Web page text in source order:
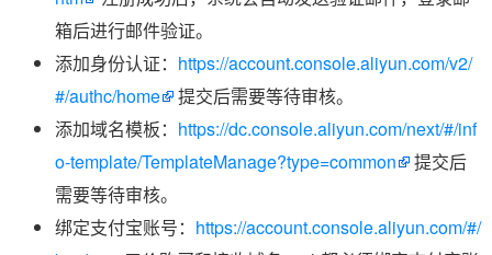
箱后进行邮件验证。
添加身份认证： https://account.console.aliyun.com/v2/
#/authc/home
提交后需要等待审核。
添加域名模板： https://dc.console.aliyun.com/next/#/inf
o-template/TemplateManage?type=common
提交后
需要等待审核。
绑定支付宝账号： https://account.console.aliyun.com/#/